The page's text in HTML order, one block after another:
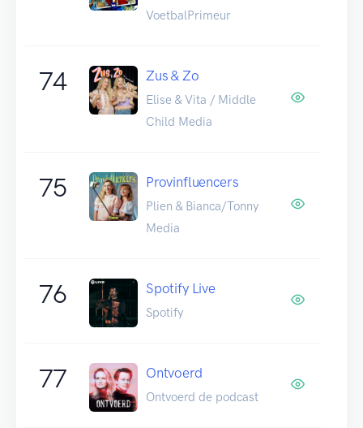
VoetbalPrimeur
74 Zus & Zo
Elise & Vita / Middle
Child Media
75 Provinfluencers
Plien & Bianca/Tonny
Media
76 Spotify Live
Spotify
77 Ontvoerd
Ontvoerd de podcast